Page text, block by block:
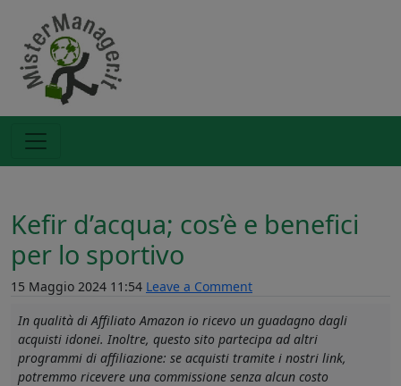
Kefir d’acqua; cos’è e benefici
per lo sportivo
15 Maggio 2024 11:54 Leave a Comment
In qualità di Affiliato Amazon io ricevo un guadagno dagli
acquisti idonei. Inoltre, questo sito partecipa ad altri
programmi di affiliazione: se acquisti tramite i nostri link,
potremmo ricevere una commissione senza alcun costo